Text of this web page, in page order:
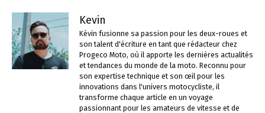
Kevin
Kévin fusionne sa passion pour les deux-roues et
son talent d'écriture en tant que rédacteur chez
Progeco Moto, où il apporte les dernières actualités
et tendances du monde de la moto. Reconnu pour
son expertise technique et son œil pour les
innovations dans l'univers motocycliste, il
transforme chaque article en un voyage
passionnant pour les amateurs de vitesse et de